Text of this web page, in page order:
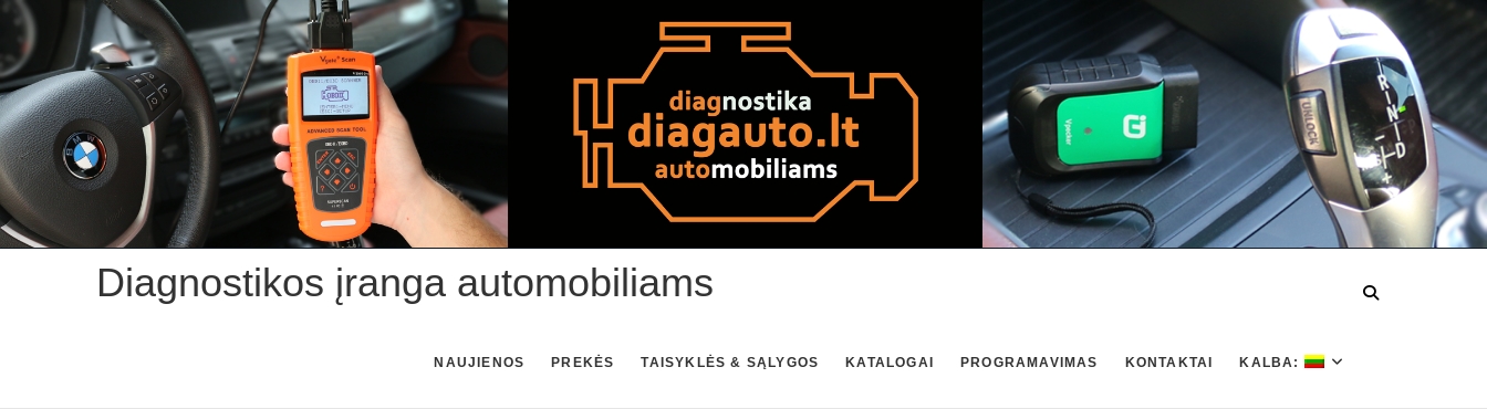
Skip
content
Diagnostikos įranga automobiliams
NAUJIENOS PREKĖS TAISYKLĖS & SĄLYGOS KATALOGAI PROGRAMAVIMAS KONTAKTAI KALBA: